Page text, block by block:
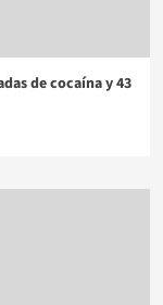
de cocaína y 43